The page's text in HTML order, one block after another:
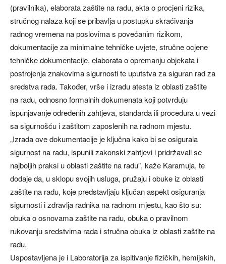
(pravilnika), elaborata zaštite na radu, akta o procjeni rizika,
stručnog nalaza koji se pribavlja u postupku skraćivanja
radnog vremena na poslovima s povećanim rizikom,
dokumentacije za minimalne tehničke uvjete, stručne ocjene
tehničke dokumentacije, elaborata o opremanju objekata i
postrojenja znakovima sigurnosti te uputstva za siguran rad za
sredstva rada. Također, vrše i izradu atesta iz oblasti zaštite
na radu, odnosno formalnih dokumenata koji potvrđuju
ispunjavanje određenih zahtjeva, standarda ili procedura u vezi
sa sigurnošću i zaštitom zaposlenih na radnom mjestu.
„Izrada ove dokumentacije je ključna kako bi se osigurala
sigurnost na radu, ispunili zakonski zahtjevi i pridržavali se
najboljih praksi u oblasti zaštite na radu”, kaže Karamuja, te
dodaje da, u sklopu svojih usluga, pružaju i obuke iz oblasti
zaštite na radu, koje predstavljaju ključan aspekt osiguranja
sigurnosti i zdravlja radnika na radnom mjestu, kao što su:
obuka o osnovama zaštite na radu, obuka o pravilnom
rukovanju sredstvima rada i stručna obuka iz oblasti zaštite na
radu.
Uspostavljena je i Laboratorija za ispitivanje fizičkih, hemijskih,